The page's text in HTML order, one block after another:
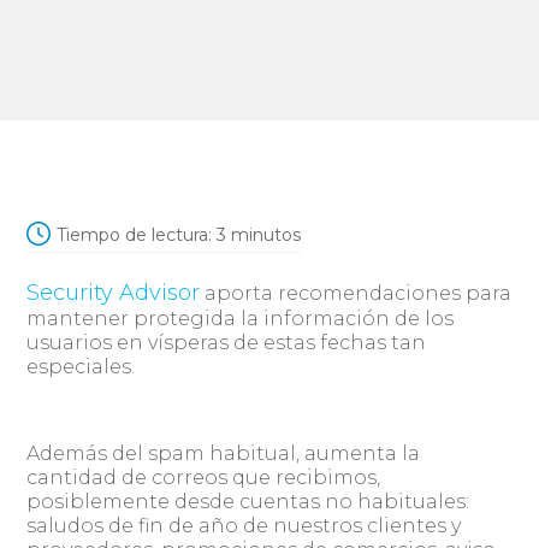
Tiempo de lectura: 3 minutos
Security Advisor aporta recomendaciones para
mantener protegida la información de los
usuarios en vísperas de estas fechas tan
especiales.
Además del spam habitual, aumenta la
cantidad de correos que recibimos,
posiblemente desde cuentas no habituales:
saludos de fin de año de nuestros clientes y